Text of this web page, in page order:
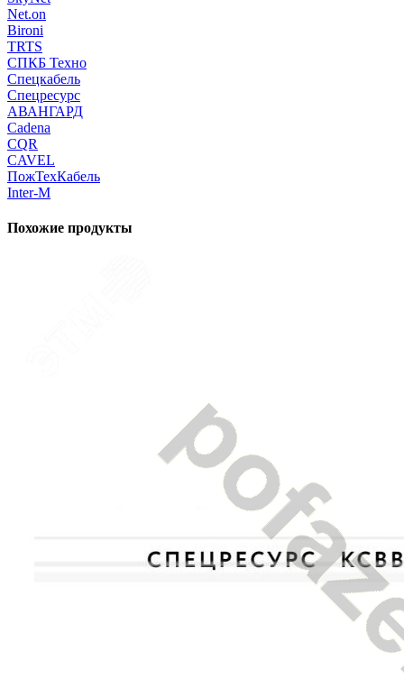
Net.on
Bironi
TRTS
СПКБ Техно
Спецкабель
Спецресурс
АВАНГАРД
Cadena
CQR
CAVEL
ПожТехКабель
Inter-M
Похожие продукты